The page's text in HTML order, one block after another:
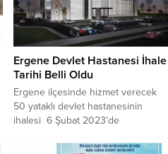
Ergene Devlet Hastanesi İhale
Tarihi Belli Oldu
Ergene ilçesinde hizmet verecek
50 yataklı devlet hastanesinin
ihalesi 6 Şubat 2023’de
açıklamada bulunan AK Parti